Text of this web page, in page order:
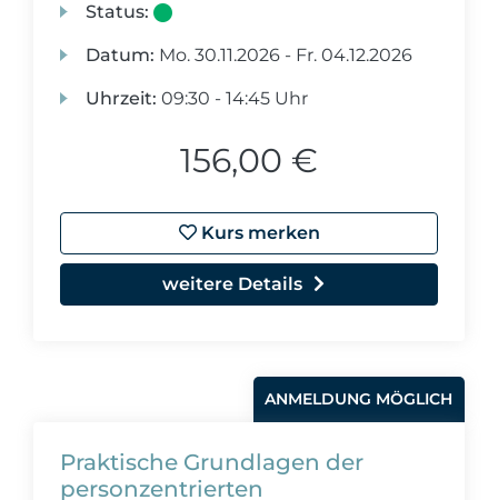
Status:
Datum: Mo. 30.11.2026 - Fr. 04.12.2026
Uhrzeit: 09:30 - 14:45 Uhr
156,00 €
Kurs merken
weitere Details
ANMELDUNG MÖGLICH
Praktische Grundlagen der
personzentrierten